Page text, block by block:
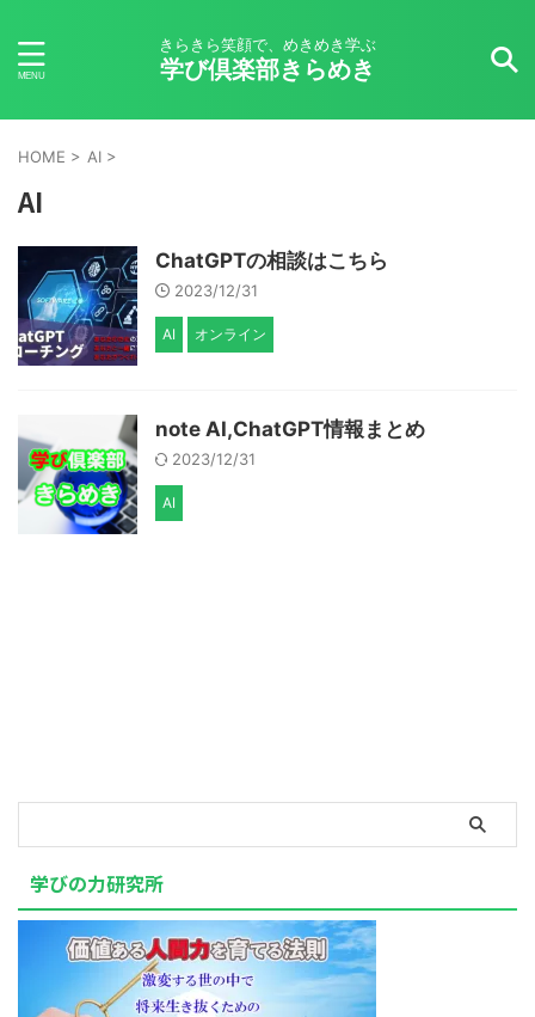
きらきら笑顔で、めきめき学ぶ
学び倶楽部きらめき
HOME > AI >
AI
ChatGPTの相談はこちら
2023/12/31
AI オンライン
note AI,ChatGPT情報まとめ
2023/12/31
AI
学びの力研究所